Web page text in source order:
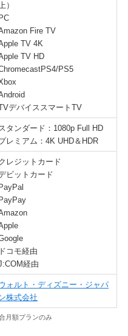
）
PC
Fire TV
TV 4K
TV HD
PS5
デバイススマートTV
タンダード：1080p Full HD
レミアム：4K UHD＆HDR
レジットカード
ビットカード
PayPal
PayPay
ドコモ経由
経由
ォルト・ディズニー・ジャパ
株式会社
月額プランのみ